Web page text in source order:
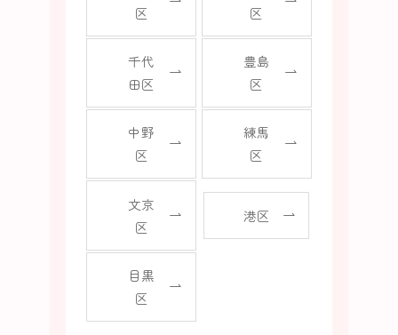
区
区
千代
田区
豊島
区
中野
区
練馬
区
文京
区
港区
目黒
区